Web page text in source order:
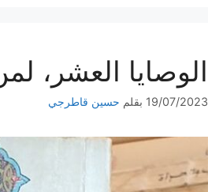
الوصايا العشر،
19/07/2023 بقلم حسين قاطرجي